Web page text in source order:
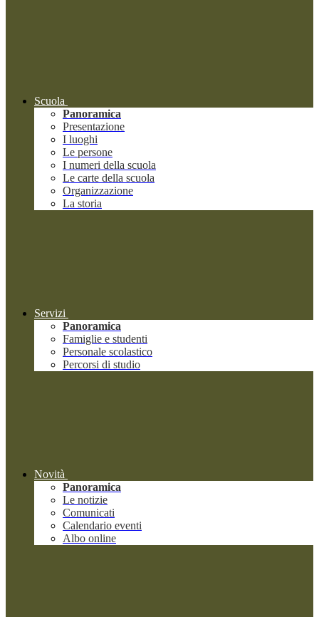
Scuola
Panoramica
Presentazione
I luoghi
Le persone
I numeri della scuola
Le carte della scuola
Organizzazione
La storia
Servizi
Panoramica
Famiglie e studenti
Personale scolastico
Percorsi di studio
Novità
Panoramica
Le notizie
Comunicati
Calendario eventi
Albo online